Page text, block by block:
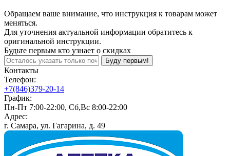
Обращаем ваше внимание, что инструкция к товарам может
меняться.
Для уточнения актуальной информации обратитесь к
оригинальной инструкции.
Будьте первым кто узнает о скидках
Буду первым!
Контакты
Телефон:
+7(846)379-20-14
График:
Пн-Пт 7:00-22:00, Сб,Вс 8:00-22:00
Адрес:
г. Самара, ул. Гагарина, д. 49